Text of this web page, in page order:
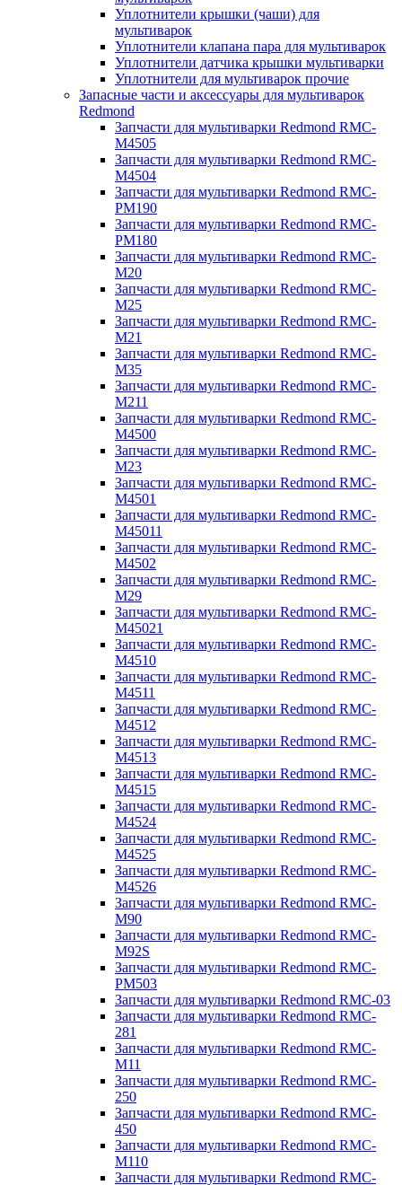
Уплотнители крышки (чаши) для
мультиварок
Уплотнители клапана пара для мультиварок
Уплотнители датчика крышки мультиварки
Уплотнители для мультиварок прочие
Запасные части и аксессуары для мультиварок
Redmond
Запчасти для мультиварки Redmond RMC-
M4505
Запчасти для мультиварки Redmond RMC-
M4504
Запчасти для мультиварки Redmond RMC-
PM190
Запчасти для мультиварки Redmond RMC-
PM180
Запчасти для мультиварки Redmond RMC-
M20
Запчасти для мультиварки Redmond RMC-
M25
Запчасти для мультиварки Redmond RMC-
M21
Запчасти для мультиварки Redmond RMC-
M35
Запчасти для мультиварки Redmond RMC-
M211
Запчасти для мультиварки Redmond RMC-
M4500
Запчасти для мультиварки Redmond RMC-
M23
Запчасти для мультиварки Redmond RMC-
M4501
Запчасти для мультиварки Redmond RMC-
M45011
Запчасти для мультиварки Redmond RMC-
M4502
Запчасти для мультиварки Redmond RMC-
M29
Запчасти для мультиварки Redmond RMC-
M45021
Запчасти для мультиварки Redmond RMC-
M4510
Запчасти для мультиварки Redmond RMC-
M4511
Запчасти для мультиварки Redmond RMC-
M4512
Запчасти для мультиварки Redmond RMC-
M4513
Запчасти для мультиварки Redmond RMC-
M4515
Запчасти для мультиварки Redmond RMC-
M4524
Запчасти для мультиварки Redmond RMC-
M4525
Запчасти для мультиварки Redmond RMC-
M4526
Запчасти для мультиварки Redmond RMC-
M90
Запчасти для мультиварки Redmond RMC-
M92S
Запчасти для мультиварки Redmond RMC-
PM503
Запчасти для мультиварки Redmond RMC-03
Запчасти для мультиварки Redmond RMC-
281
Запчасти для мультиварки Redmond RMC-
M11
Запчасти для мультиварки Redmond RMC-
250
Запчасти для мультиварки Redmond RMC-
450
Запчасти для мультиварки Redmond RMC-
M110
Запчасти для мультиварки Redmond RMC-